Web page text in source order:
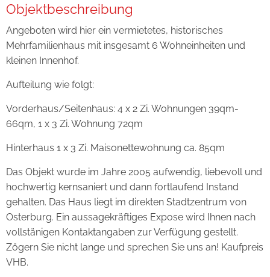
Objektbeschreibung
Angeboten wird hier ein vermietetes, historisches
Mehrfamilienhaus mit insgesamt 6 Wohneinheiten und
kleinen Innenhof.
Aufteilung wie folgt:
Vorderhaus/Seitenhaus: 4 x 2 Zi. Wohnungen 39qm-
66qm, 1 x 3 Zi. Wohnung 72qm
Hinterhaus 1 x 3 Zi. Maisonettewohnung ca. 85qm
Das Objekt wurde im Jahre 2005 aufwendig, liebevoll und
hochwertig kernsaniert und dann fortlaufend Instand
gehalten. Das Haus liegt im direkten Stadtzentrum von
Osterburg. Ein aussagekräftiges Expose wird Ihnen nach
vollstänigen Kontaktangaben zur Verfügung gestellt.
Zögern Sie nicht lange und sprechen Sie uns an! Kaufpreis
VHB.